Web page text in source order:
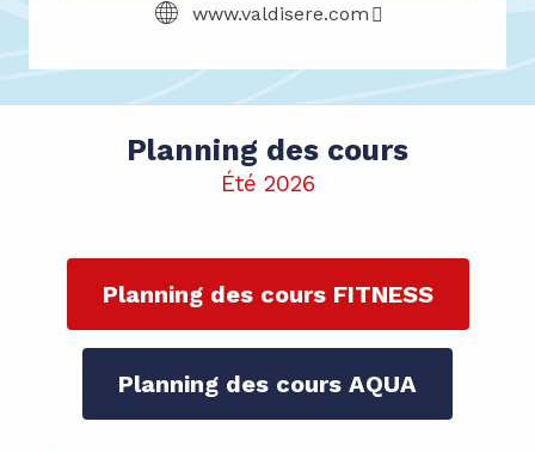
www.valdisere.com
Planning des cours
Été 2026
Planning des cours FITNESS
Planning des cours AQUA